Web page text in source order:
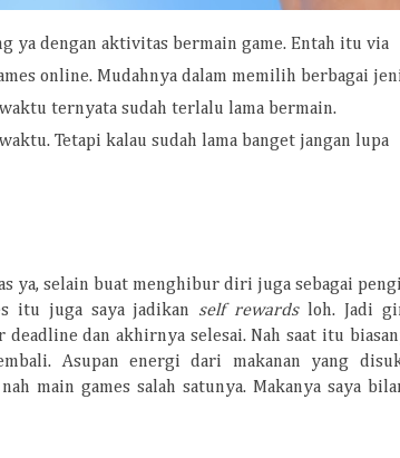
ya dengan aktivitas bermain game. Entah itu via
online. Mudahnya dalam memilih berbagai
ternyata sudah terlalu lama bermain.
Tetapi kalau sudah lama banget jangan lupa
ya, selain buat menghibur diri juga sebagai
itu juga saya jadikan self rewards loh. Jadi
dan akhirnya selesai. Nah saat itu
Asupan energi dari makanan yang
main games salah satunya. Makanya saya